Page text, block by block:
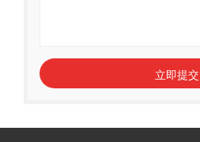
立即提交